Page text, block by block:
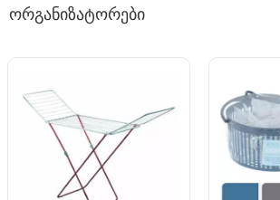
აქსესუარები
ბიჯუტერია
მაჯის საათი
ორგანიზატორები